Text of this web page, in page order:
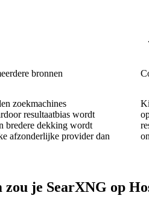
bronnen
zoekmachines
resultaatbias wordt
bredere dekking wordt
afzonderlijke provider dan
zou je SearXNG op